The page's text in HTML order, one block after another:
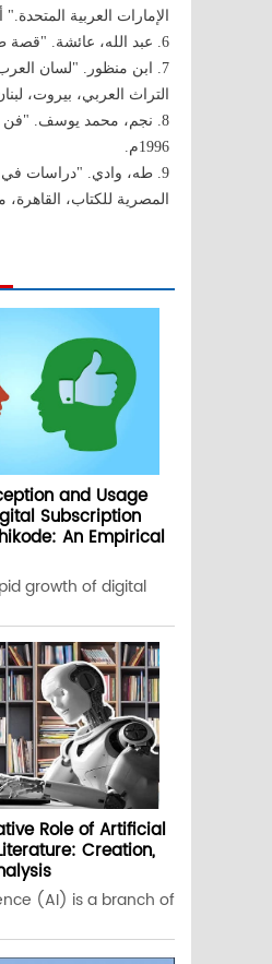
الإمارات العربية المتحدة."
6. عبد الله، عائشة. "قصة طوفان." 1999م.
7. ابن منظور. "لسان
التراث العربي، بيروت، لبنان،
8. نجم، محمد يوسف. "فن
1996م.
9. طه، وادي. "دراسات في
المصرية للكتاب، القاهرة،
and Usage
Subscription
An Empirical
growth of digital
Role of Artificial
Creation,
(AI) is a branch of